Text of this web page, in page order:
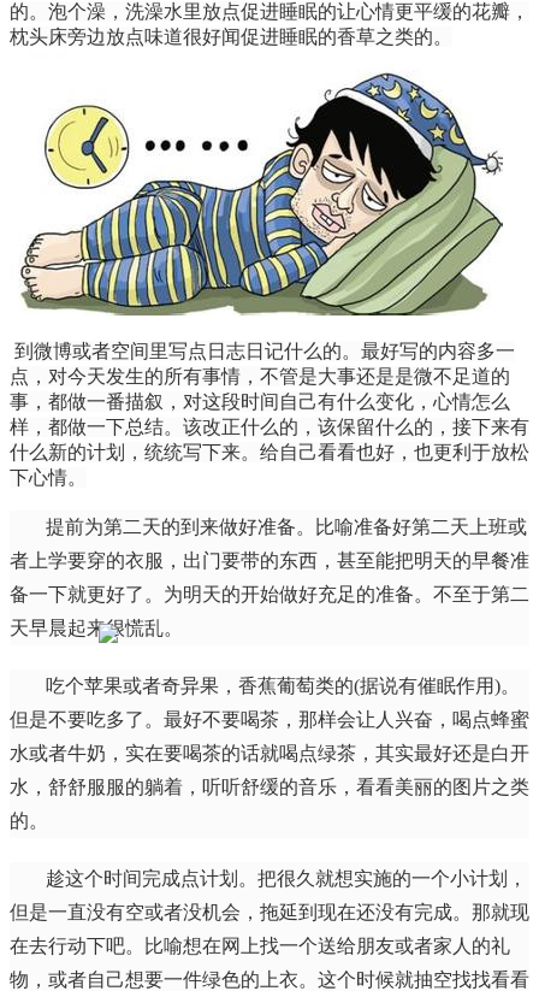
的。泡个澡，洗澡水里放点促进睡眠的让心情更平缓的花瓣，
枕头床旁边放点味道很好闻促进睡眠的香草之类的。
到微博或者空间里写点日志日记什么的。最好写的内容多一
点，对今天发生的所有事情，不管是大事还是是微不足道的
事，都做一番描叙，对这段时间自己有什么变化，心情怎么
样，都做一下总结。该改正什么的，该保留什么的，接下来有
什么新的计划，统统写下来。给自己看看也好，也更利于放松
下心情。
提前为第二天的到来做好准备。比喻准备好第二天上班或
者上学要穿的衣服，出门要带的东西，甚至能把明天的早餐准
备一下就更好了。为明天的开始做好充足的准备。不至于第二
天早晨起来很慌乱。
吃个苹果或者奇异果，香蕉葡萄类的(据说有催眠作用)。
但是不要吃多了。最好不要喝茶，那样会让人兴奋，喝点蜂蜜
水或者牛奶，实在要喝茶的话就喝点绿茶，其实最好还是白开
水，舒舒服服的躺着，听听舒缓的音乐，看看美丽的图片之类
的。
趁这个时间完成点计划。把很久就想实施的一个小计划，
但是一直没有空或者没机会，拖延到现在还没有完成。那就现
在去行动下吧。比喻想在网上找一个送给朋友或者家人的礼
物，或者自己想要一件绿色的上衣。这个时候就抽空找找看看